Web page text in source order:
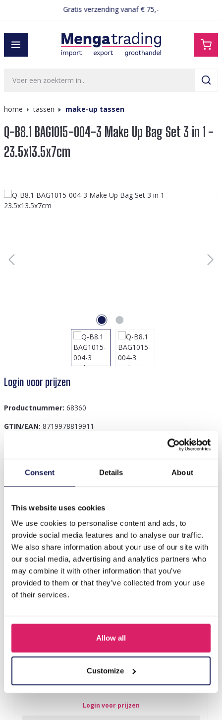
Consent Details About
This website uses cookies
We use cookies to personalise content and ads, to
provide social media features and to analyse our traffic.
We also share information about your use of our site with
our social media, advertising and analytics partners who
may combine it with other information that you’ve
provided to them or that they’ve collected from your use
of their services.
Allow all
Customize
Gratis verzending vanaf € 75,-
home tassen make-up tassen
Q-B8.1 BAG1015-004-3 Make Up Bag Set 3 in 1 -
23.5x13.5x7cm
Afbeeldingengalerij overslaan
Login voor prijzen
Productnummer: 68360
GTIN/EAN: 8719978819911
Introductie van de Q-B8.1 Bag1015-004-3 Make-uptaset
schoonheidsbe…Meer
Anderen kochten ook
S-A5.2 BAG1015-001-2 Make Up Bag Flowers 18x11x7cm Blue
Login voor prijzen